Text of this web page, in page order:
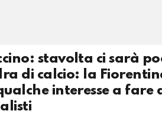
stavolta ci sarà
di calcio: la
interesse a fare